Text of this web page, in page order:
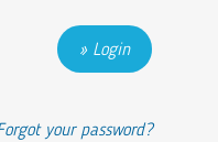
Login
your password?